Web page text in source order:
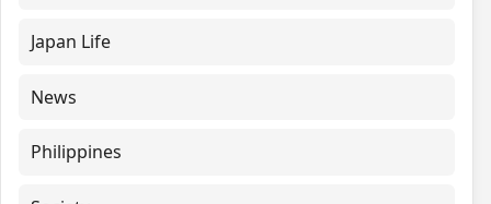
Japan Life
News
Philippines